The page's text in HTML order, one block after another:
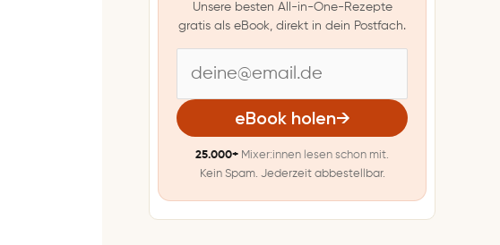
Unsere besten All-in-One-Rezepte
gratis als eBook, direkt in dein Postfach.
-
M
eBook holen→
25.000+ Mixer:innen lesen schon mit.
Kein Spam. Jederzeit abbestellbar.